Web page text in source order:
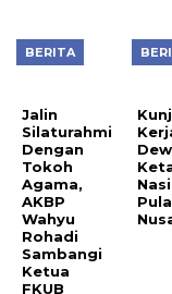
BERITA
Jalin
Silaturahmi
Dengan
Tokoh
Agama,
AKBP
Wahyu
Rohadi
Sambangi
Ketua
FKUB